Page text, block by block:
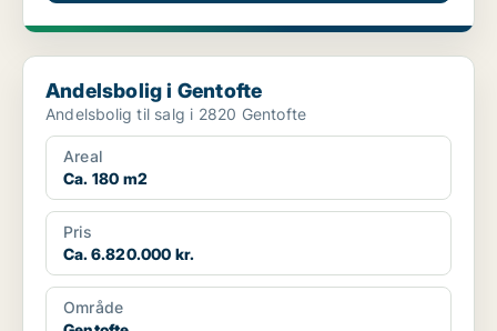
Andelsbolig i Gentofte
Andelsbolig i Gentofte
Andelsbolig til salg i 2820 Gentofte
Areal
Ca. 180 m2
Pris
Ca. 6.820.000 kr.
Område